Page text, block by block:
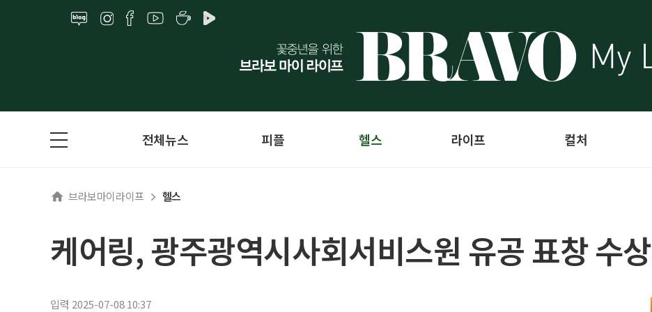
전체뉴스 피플 헬스 라이프 컬처
브라보마이라이프 헬스
케어링, 광주광역시사회서비스원 유공 표창 수상
입력 2025-07-08 10:37